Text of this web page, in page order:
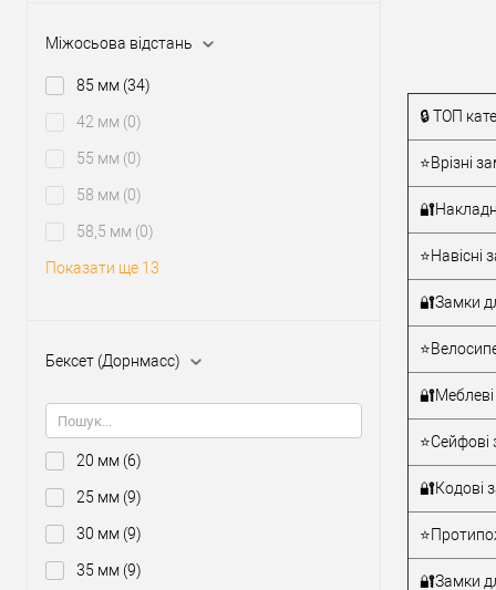
Міжосьова відстань
85 мм (34)
42 мм (0)
55 мм (0)
58 мм (0)
58,5 мм (0)
Показати ще 13
Бексет (Дорнмасс)
20 мм (6)
25 мм (9)
30 мм (9)
35 мм (9)
Тип товару
Країна
🔒 ТОП
⭐Врізні
⭐Навісні
🔐Замки
⭐Сейфові
🔐Кодові
🔐Замки